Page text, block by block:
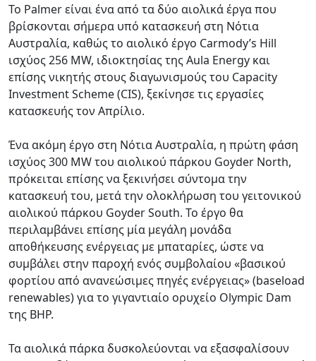
Το Palmer είναι ένα από τα δύο αιολικά έργα που
βρίσκονται σήμερα υπό κατασκευή στη Νότια
Αυστραλία, καθώς το αιολικό έργο Carmody’s Hill
ισχύος 256 MW, ιδιοκτησίας της Aula Energy και
επίσης νικητής στους διαγωνισμούς του Capacity
Investment Scheme (CIS), ξεκίνησε τις εργασίες
κατασκευής τον Απρίλιο.
Ένα ακόμη έργο στη Νότια Αυστραλία, η πρώτη φάση
ισχύος 300 MW του αιολικού πάρκου Goyder North,
πρόκειται επίσης να ξεκινήσει σύντομα την
κατασκευή του, μετά την ολοκλήρωση του γειτονικού
αιολικού πάρκου Goyder South. Το έργο θα
περιλαμβάνει επίσης μία μεγάλη μονάδα
αποθήκευσης ενέργειας με μπαταρίες, ώστε να
συμβάλει στην παροχή ενός συμβολαίου «βασικού
φορτίου από ανανεώσιμες πηγές ενέργειας» (baseload
renewables) για το γιγαντιαίο ορυχείο Olympic Dam
της BHP.
Τα αιολικά πάρκα δυσκολεύονται να εξασφαλίσουν